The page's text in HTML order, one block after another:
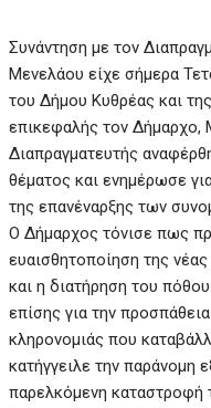
Συνάντηση με τον
Μενελάου είχε σήμερα
του Δήμου Κυθρέας και
επικεφαλής τον Δήμαρχο,
Διαπραγματευτής
θέματος και ενημέρωσε
της επανέναρξης των
Ο Δήμαρχος τόνισε πως
ευαισθητοποίηση της
και η διατήρηση του
επίσης για την
κληρονομιάς που
κατήγγειλε την παράνομη
παρελκόμενη καταστροφή